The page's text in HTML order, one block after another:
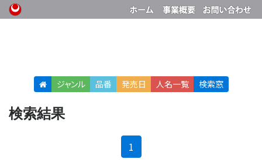
ジャンル 品番 発売日 人名一覧 検索窓
検索結果
1